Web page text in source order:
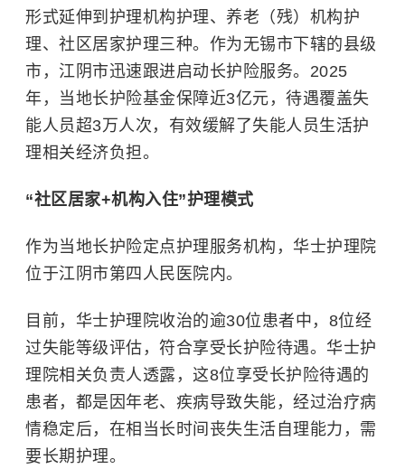
形式延伸到护理机构护理、养老（残）机构护
理、社区居家护理三种。作为无锡市下辖的县级
市，江阴市迅速跟进启动长护险服务。2025
年，当地长护险基金保障近3亿元，待遇覆盖失
能人员超3万人次，有效缓解了失能人员生活护
理相关经济负担。
“社区居家+机构入住”护理模式
作为当地长护险定点护理服务机构，华士护理院
位于江阴市第四人民医院内。
目前，华士护理院收治的逾30位患者中，8位经
过失能等级评估，符合享受长护险待遇。华士护
理院相关负责人透露，这8位享受长护险待遇的
患者，都是因年老、疾病导致失能，经过治疗病
情稳定后，在相当长时间丧失生活自理能力，需
要长期护理。